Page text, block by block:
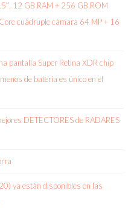
12 GB RAM + 256 GB ROM
cuádruple cámara 64 MP + 16
pantalla Super Retina XDR chip
de batería es único en el
DETECTORES de RADARES
ya están disponibles en las